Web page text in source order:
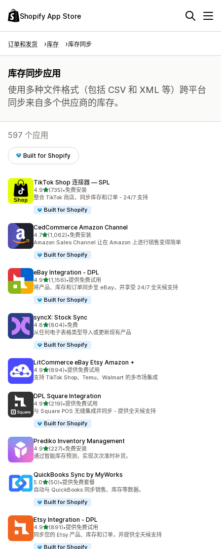
Shopify App Store
订单和发货 库存 库存同步
库存同步应用
使用多种文件格式（包括 CSV 和 XML 等）跨平台
同步来自多个供应商的库存。
597 个应用
Built for Shopify
TikTok Shop 连接器 — SPL
4.9星（满分 5 星）
(735)
总共 735 条评论
•免费安装
整合 TikTok 商店、同步库存和订单 - 24/7 支持
Built for Shopify
CedCommerce Amazon Channel
4.7星（满分 5 星）
(1,062)
总共 1062 条评论
•免费安装
Amazon Sales Channel 让在 Amazon 上进行销售变得简单
Built for Shopify
eBay Integration ‑ DPL
4.9星（满分 5 星）
(1,156)
总共 1156 条评论
•提供免费试用
将产品、库存和订单同步至 eBay，并享受 24/7 全天候支持
Built for Shopify
syncX: Stock Sync
4.8星（满分 5 星）
(804)
总共 804 条评论
•免费
从任何电子表格类型导入或更新现有产品
Built for Shopify
LitCommerce eBay Etsy Amazon +
4.9星（满分 5 星）
(894)
总共 894 条评论
•提供免费试用
支持 TikTok Shop、Temu、Walmart 的多市场集成
DPL Square Integration
4.9星（满分 5 星）
(219)
总共 219 条评论
•提供免费试用
与 Square POS 无缝集成并同步 - 提供全天候支持
Built for Shopify
Prediko Inventory Management
4.9星（满分 5 星）
(227)
总共 227 条评论
•免费安装
通过智能库存预测，实现次次准时补货。
QuickBooks Sync by MyWorks
5.0星（满分 5 星）
(50)
总共 50 条评论
•提供免费套餐
自动与 QuickBooks 同步销售、库存等数据。
Built for Shopify
Etsy Integration ‑ DPL
4.9星（满分 5 星）
(891)
总共 891 条评论
•提供免费试用
同步您的 Etsy 产品、库存和订单，并提供全天候支持
Built for Shopify